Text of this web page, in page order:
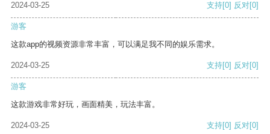
2024-03-25 支持[0] 反对[0]
游客
这款app的视频资源非常丰富，可以满足我不同的娱乐需求。
2024-03-25 支持[0] 反对[0]
游客
这款游戏非常好玩，画面精美，玩法丰富。
2024-03-25 支持[0] 反对[0]